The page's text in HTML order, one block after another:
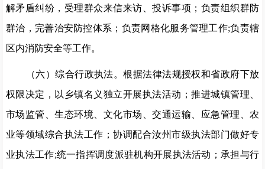
解矛盾纠纷，受理群众来信来访、投诉事项；负责组织群防
群治，完善治安防控体系；负责网格化服务管理工作;负责辖
区内消防安全等工作。
（六）综合行政执法。根据法律法规授权和省政府下放
权限决定，以乡镇名义独立开展执法活动；推进城镇管理、
市场监管、生态环境、文化市场、交通运输、应急管理、农
业等领域综合执法工作；协调配合汝州市级执法部门做好专
业执法工作;统一指挥调度派驻机构开展执法活动；承担与行